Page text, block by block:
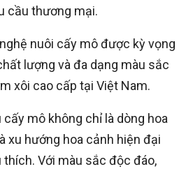
cầu thương mại.
nuôi cấy mô được kỳ vọng
lượng và đa dạng màu sắc
xôi cao cấp tại Việt Nam.
mô không chỉ là dòng hoa
xu hướng hoa cảnh hiện đại
Với màu sắc độc đáo,